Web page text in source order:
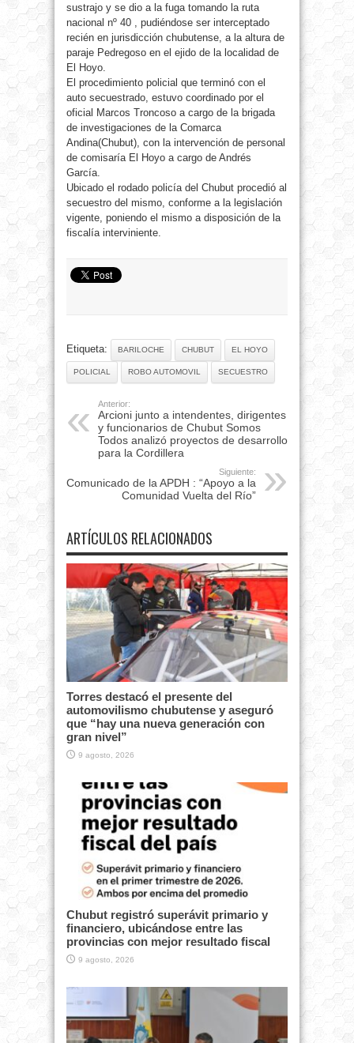
sustrajo y se dio a la fuga tomando la ruta
nacional nº 40 , pudiéndose ser interceptado
recién en jurisdicción chubutense, a la altura de
paraje Pedregoso en el ejido de la localidad de
El Hoyo.
El procedimiento policial que terminó con el
auto secuestrado, estuvo coordinado por el
oficial Marcos Troncoso a cargo de la brigada
de investigaciones de la Comarca
Andina(Chubut), con la intervención de personal
de comisaría El Hoyo a cargo de Andrés
García.
Ubicado el rodado policía del Chubut procedió al
secuestro del mismo, conforme a la legislación
vigente, poniendo el mismo a disposición de la
fiscalía interviniente.
Etiqueta: BARILOCHE CHUBUT EL HOYO
POLICIAL ROBO AUTOMOVIL SECUESTRO
Anterior:
Arcioni junto a intendentes, dirigentes
y funcionarios de Chubut Somos
Todos analizó proyectos de desarrollo
para la Cordillera
Siguiente:
Comunicado de la APDH : “Apoyo a la
Comunidad Vuelta del Río”
ARTÍCULOS RELACIONADOS
Torres destacó el presente del
automovilismo chubutense y aseguró
que “hay una nueva generación con
gran nivel”
9 agosto, 2026
Chubut registró superávit primario y
financiero, ubicándose entre las
provincias con mejor resultado fiscal
9 agosto, 2026